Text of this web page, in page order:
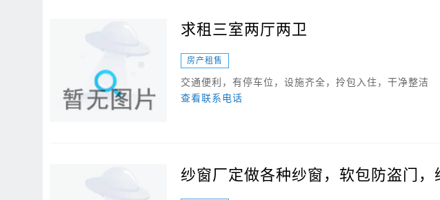
求租三室两厅两卫
房产租售
交通便利，有停车位，设施齐全，拎包入住，干净整洁
查看联系电话
纱窗厂定做各种纱窗，软包防盗门，